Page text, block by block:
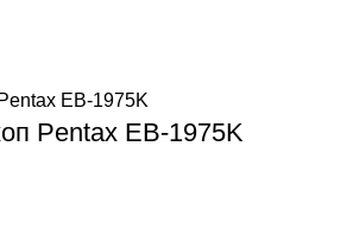
Pentax EB-1975K